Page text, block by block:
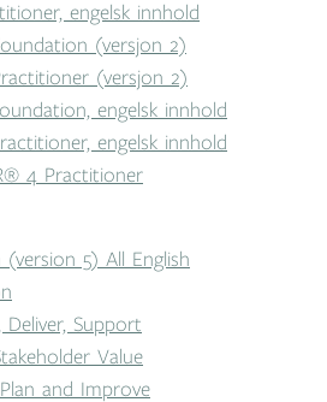
engelsk innhold
(versjon 2)
(versjon 2)
engelsk innhold
engelsk innhold
4 Practitioner
5) All English
Support
Value
and Improve